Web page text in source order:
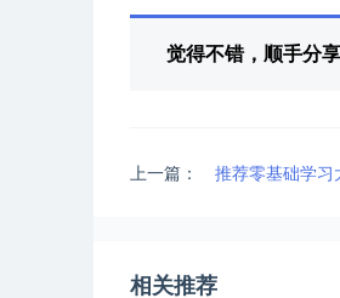
觉得不错，顺手分
上一篇： 推荐零基础学习
相关推荐